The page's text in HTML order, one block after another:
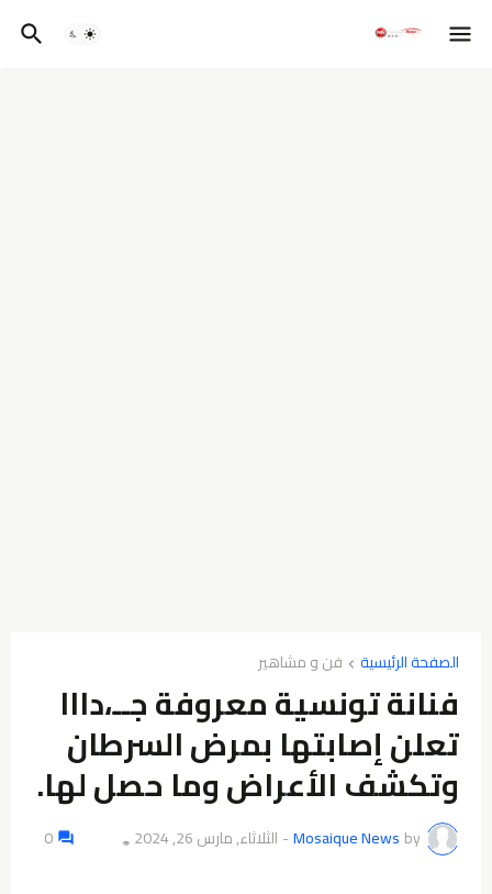
الصفحة الرئيسية فن و مشاهير
فنانة تونسية معروفة جــ،دااا
تعلن إصابتها بمرض السرطان
وتكشف الأعراض وما حصل لها.
by
Mosaique News
- الثلاثاء, مارس 26, 2024 👁️
0